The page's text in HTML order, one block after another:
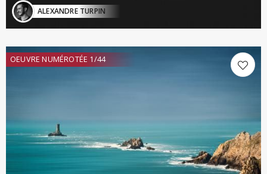
ALEXANDRE TURPIN
OEUVRE NUMÉROTÉE 1/44